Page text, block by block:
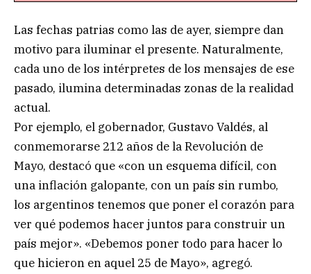
Las fechas patrias como las de ayer, siempre dan
motivo para iluminar el presente. Naturalmente,
cada uno de los intérpretes de los mensajes de ese
pasado, ilumina determinadas zonas de la realidad
actual.
Por ejemplo, el gobernador, Gustavo Valdés, al
conmemorarse 212 años de la Revolución de
Mayo, destacó que «con un esquema difícil, con
una inflación galopante, con un país sin rumbo,
los argentinos tenemos que poner el corazón para
ver qué podemos hacer juntos para construir un
país mejor». «Debemos poner todo para hacer lo
que hicieron en aquel 25 de Mayo», agregó.